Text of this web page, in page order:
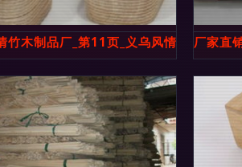
竹木制品厂_第11页_义乌风情竹木制品
厂家直